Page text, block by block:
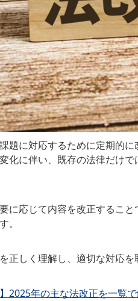
題に対応するために定期的に
化に伴い、既存の法律だけ
に応じて内容を改正するこ
。
正しく理解し、適切な対応を
2025年の主な法改正を一覧